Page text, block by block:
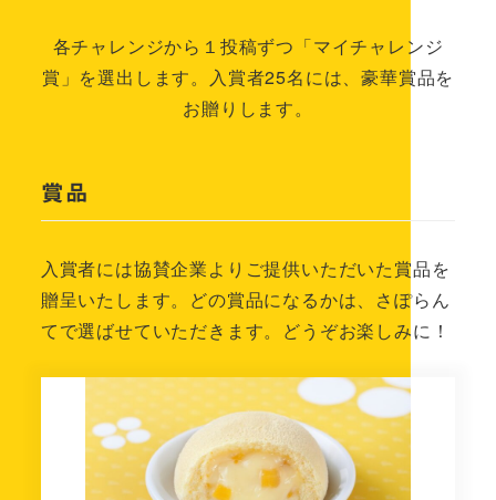
各チャレンジから１投稿ずつ「マイチャレンジ
賞」を選出します。入賞者25名には、豪華賞品を
お贈りします。
賞品
入賞者には協賛企業よりご提供いただいた賞品を
贈呈いたします。どの賞品になるかは、さぽらん
てで選ばせていただきます。どうぞお楽しみに！